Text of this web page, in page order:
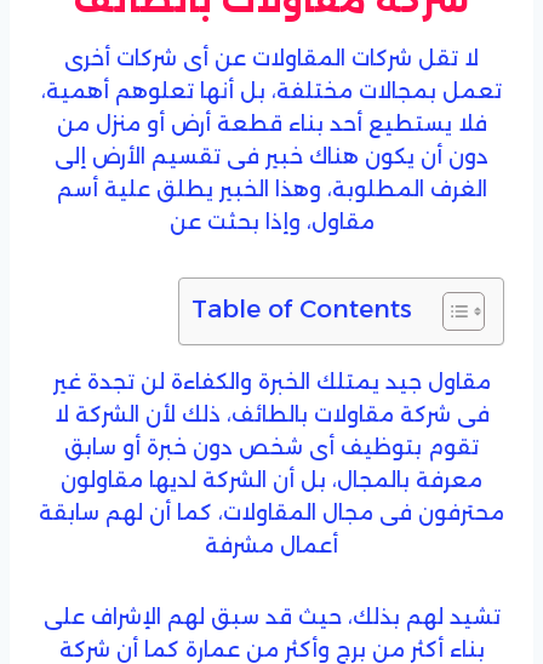
لا تقل شركات المقاولات عن أى شركات أخرى
تعمل بمجالات مختلفة، بل أنها تعلوهم أهمية،
فلا يستطيع أحد بناء قطعة أرض أو منزل من
دون أن يكون هناك خبير فى تقسيم الأرض إلى
الغرف المطلوبة، وهذا الخبير يطلق علية أسم
مقاول، وإذا بحثت عن
Table of Contents
مقاول جيد يمتلك الخبرة والكفاءة لن تجدة غير
فى شركة مقاولات بالطائف، ذلك لأن الشركة لا
تقوم بتوظيف أى شخص دون خبرة أو سابق
معرفة بالمجال، بل أن الشركة لديها مقاولون
محترفون فى مجال المقاولات، كما أن لهم سابقة
أعمال مشرفة
تشيد لهم بذلك، حيث قد سبق لهم الإشراف على
بناء أكثر من برج وأكثر من عمارة كما أن شركة